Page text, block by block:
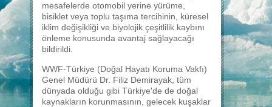
mesafelerde otomobil yerine yürüme,
bisiklet veya toplu taşıma tercihinin, küresel
iklim değişikliği ve biyolojik çeşitlilik kaybını
önleme konusunda avantaj sağlayacağı
bildirildi.
WWF-Türkiye (Doğal Hayatı Koruma Vakfı)
Genel Müdürü Dr. Filiz Demirayak, tüm
dünyada olduğu gibi Türkiye'de de doğal
kaynakların korunmasının, gelecek kuşaklar